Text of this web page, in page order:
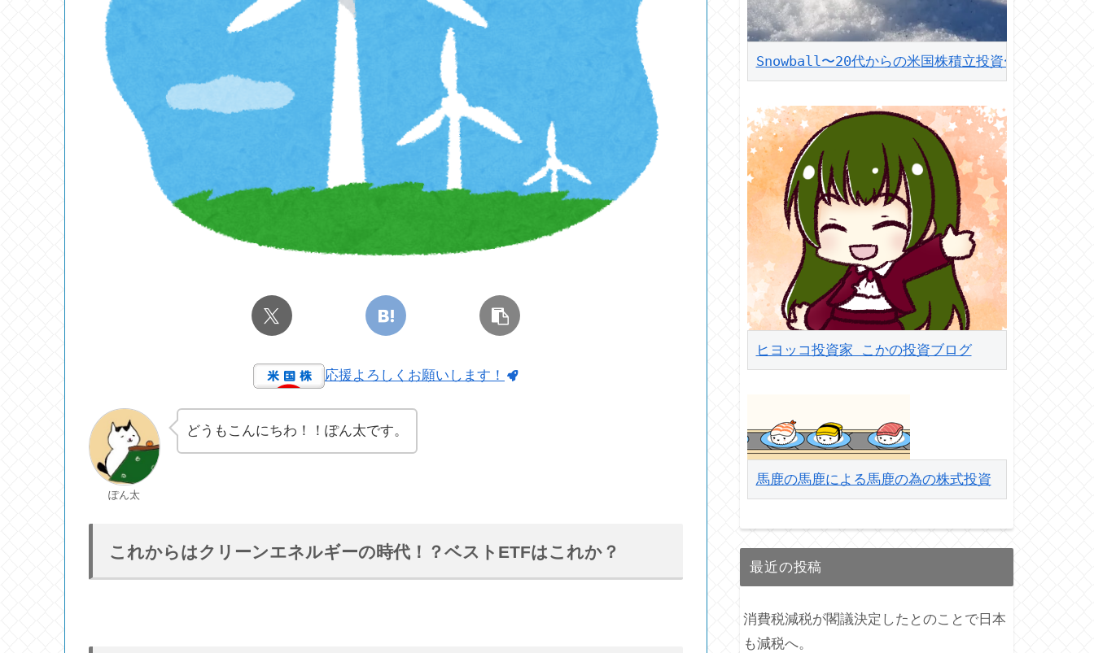
応援よろしくお願いします！
ぽん太
どうもこんにちわ！！ぽん太です。
これからはクリーンエネルギーの時代！？ベストETFはこれか？
Snowball〜20代からの米国株積立投資〜
ヒヨッコ投資家 こかの投資ブログ
馬鹿の馬鹿による馬鹿の為の株式投資
最近の投稿
消費税減税が閣議決定したとのことで日本
も減税へ。